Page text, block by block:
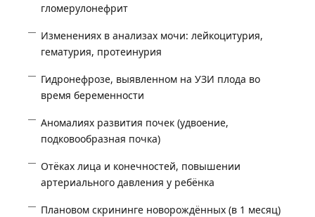
гломерулонефрит
Изменениях в анализах мочи: лейкоцитурия,
гематурия, протеинурия
Гидронефрозе, выявленном на УЗИ плода во
время беременности
Аномалиях развития почек (удвоение,
подковообразная почка)
Отёках лица и конечностей, повышении
артериального давления у ребёнка
Плановом скрининге новорождённых (в 1 месяц)